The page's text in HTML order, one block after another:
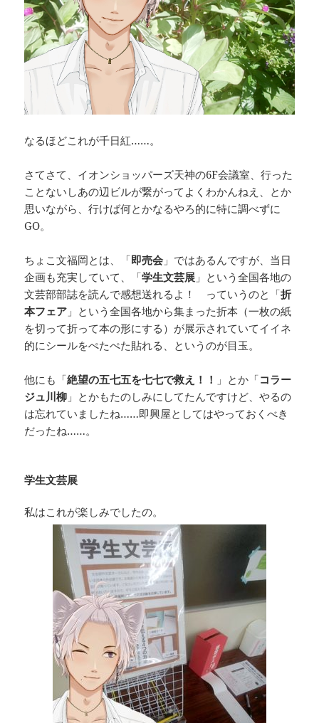
なるほどこれが千日紅……。
さてさて、イオンショッパーズ天神の6F会議室、行った
ことないしあの辺ビルが繋がってよくわかんねえ、とか
思いながら、行けば何とかなるやろ的に特に調べずに
GO。
ちょこ文福岡とは、「即売会 」ではあるんですが、当日
企画も充実していて、「学生文芸展 」という全国各地の
文芸部部誌を読んで感想送れるよ！ っていうのと「折
本フェア 」という全国各地から集まった折本（一枚の紙
を切って折って本の形にする）が展示されていてイイネ
的にシールをぺたぺた貼れる、というのが目玉。
他にも「絶望の五七五を七七で救え！！ 」とか「コラー
ジュ川柳 」とかもたのしみにしてたんですけど、やるの
は忘れていましたね……即興屋としてはやっておくべき
だったね……。
学生文芸展
私はこれが楽しみでしたの。